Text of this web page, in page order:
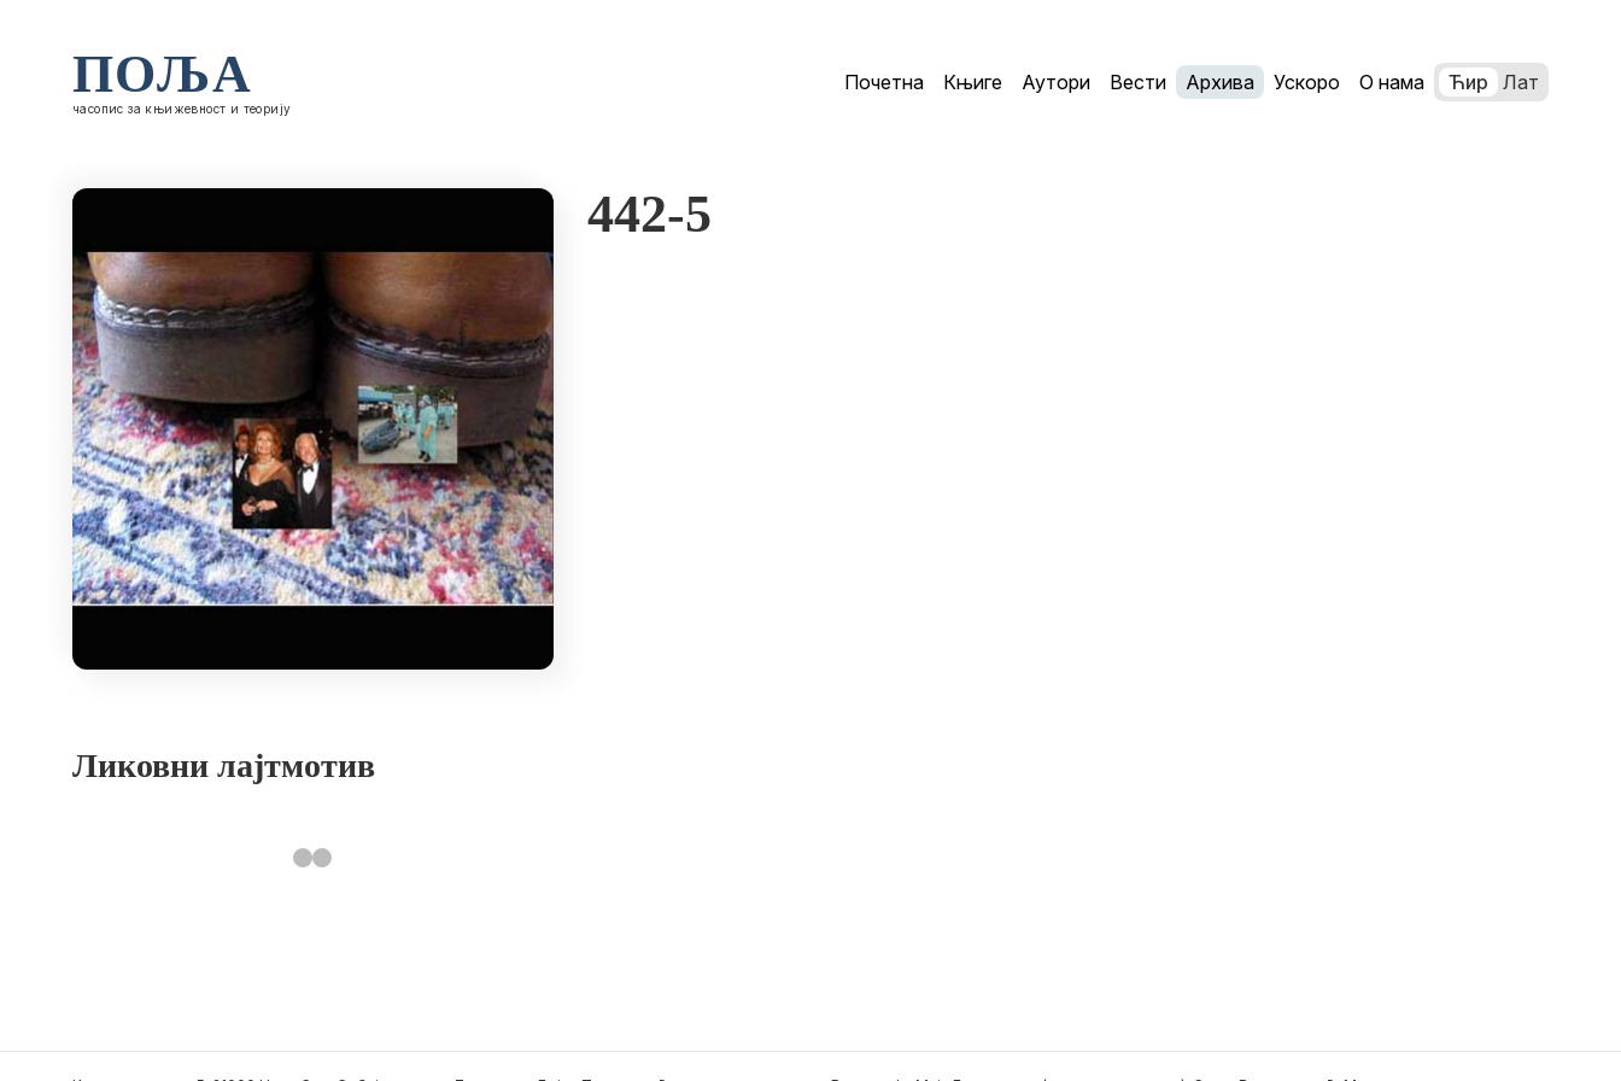
ПОЉА
часопис за књижевност и теорију
Почетна Књиге Аутори Вести Архива Ускоро О нама Ћир Лат
Ликовни лајтмотив
442-5